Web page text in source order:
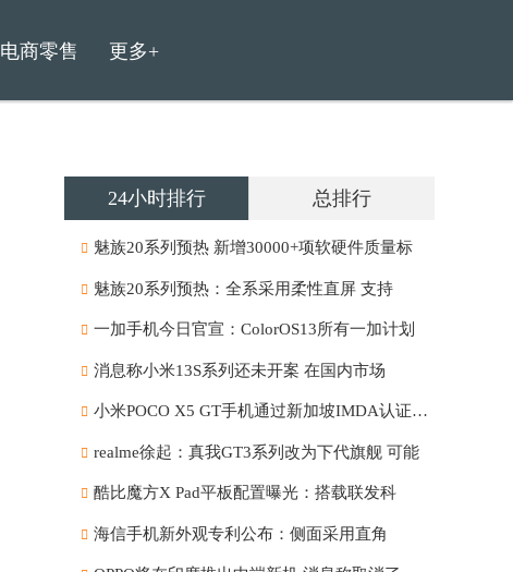
电商零售 更多+
24小时排行 总排行
魅族20系列预热 新增30000+项软硬件质量标
魅族20系列预热：全系采用柔性直屏 支持
一加手机今日官宣：ColorOS13所有一加计划
消息称小米13S系列还未开案 在国内市场
小米POCO X5 GT手机通过新加坡IMDA认证：支
realme徐起：真我GT3系列改为下代旗舰 可能
酷比魔方X Pad平板配置曝光：搭载联发科
海信手机新外观专利公布：侧面采用直角